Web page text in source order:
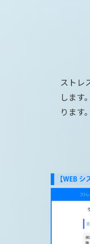
ストレ
します
ります。